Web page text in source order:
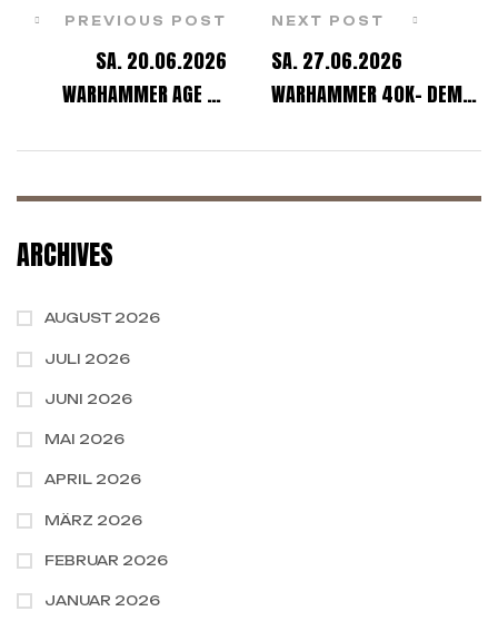
PREVIOUS POST
SA. 20.06.2026
WARHAMMER AGE OF
GAMEDAY
NEXT POST
SA. 27.06.2026
WARHAMMER 40K- DEMO-
ARCHIVES
AUGUST 2026
JULI 2026
JUNI 2026
MAI 2026
APRIL 2026
MÄRZ 2026
FEBRUAR 2026
JANUAR 2026